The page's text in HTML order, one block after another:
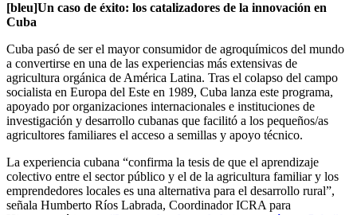
[bleu]Un caso de éxito: los catalizadores de la innovación en
Cuba
Cuba pasó de ser el mayor consumidor de agroquímicos del mundo
a convertirse en una de las experiencias más extensivas de
agricultura orgánica de América Latina. Tras el colapso del campo
socialista en Europa del Este en 1989, Cuba lanza este programa,
apoyado por organizaciones internacionales e instituciones de
investigación y desarrollo cubanas que facilitó a los pequeños/as
agricultores familiares el acceso a semillas y apoyo técnico.
La experiencia cubana “confirma la tesis de que el aprendizaje
colectivo entre el sector público y el de la agricultura familiar y los
emprendedores locales es una alternativa para el desarrollo rural”,
señala Humberto Ríos Labrada, Coordinador ICRA para